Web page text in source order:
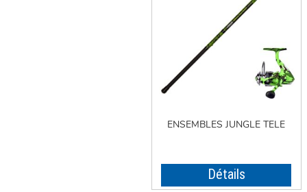
ENSEMBLES JUNGLE TELE
Détails